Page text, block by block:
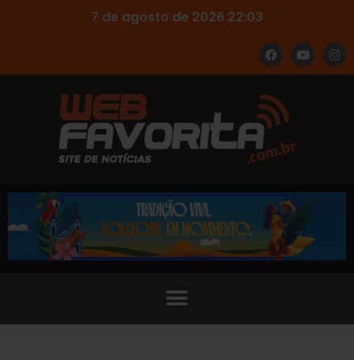
7 de agosto de 2026 22:03